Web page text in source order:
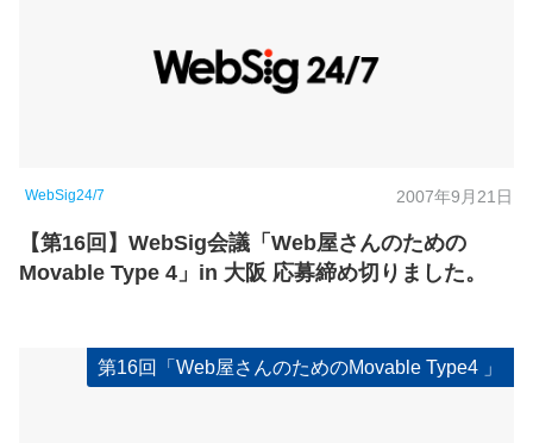
WebSig24/7 2007年9月21日
【第16回】WebSig会議「Web屋さんのための
Movable Type 4」in 大阪 応募締め切りました。
第16回「Web屋さんのためのMovable Type4 」